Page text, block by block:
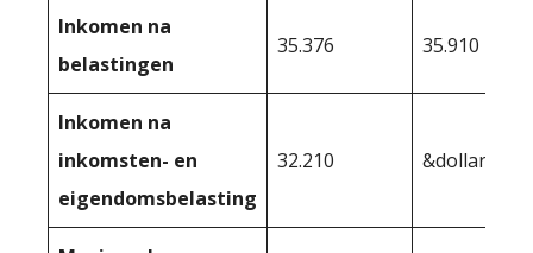
Inkomen na
belastingen
35.376 35.910
Inkomen na
inkomsten- en
eigendomsbelasting
32.210